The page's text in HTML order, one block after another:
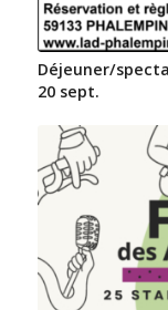
Déjeuner/
20 sept.